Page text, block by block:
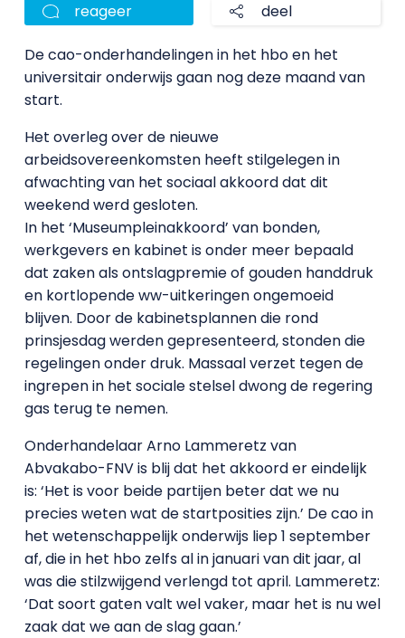
reageer deel
De cao-onderhandelingen in het hbo en het
universitair onderwijs gaan nog deze maand van
start.
Het overleg over de nieuwe
arbeidsovereenkomsten heeft stilgelegen in
afwachting van het sociaal akkoord dat dit
weekend werd gesloten.
In het ‘Museumpleinakkoord’ van bonden,
werkgevers en kabinet is onder meer bepaald
dat zaken als ontslagpremie of gouden handdruk
en kortlopende ww-uitkeringen ongemoeid
blijven. Door de kabinetsplannen die rond
prinsjesdag werden gepresenteerd, stonden die
regelingen onder druk. Massaal verzet tegen de
ingrepen in het sociale stelsel dwong de regering
gas terug te nemen.
Onderhandelaar Arno Lammeretz van
Abvakabo-FNV is blij dat het akkoord er eindelijk
is: ‘Het is voor beide partijen beter dat we nu
precies weten wat de startposities zijn.’ De cao in
het wetenschappelijk onderwijs liep 1 september
af, die in het hbo zelfs al in januari van dit jaar, al
was die stilzwijgend verlengd tot april. Lammeretz:
‘Dat soort gaten valt wel vaker, maar het is nu wel
zaak dat we aan de slag gaan.’